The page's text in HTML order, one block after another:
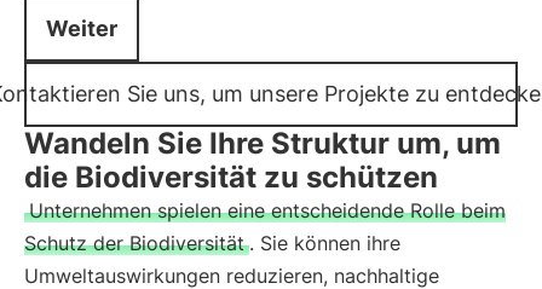
Weiter
Sie uns, um unsere Projekte zu
Wandeln Sie Ihre Struktur um, um
die Biodiversität zu schützen
Unternehmen spielen eine entscheidende Rolle beim
Schutz der Biodiversität . Sie können ihre
Umweltauswirkungen reduzieren, nachhaltige